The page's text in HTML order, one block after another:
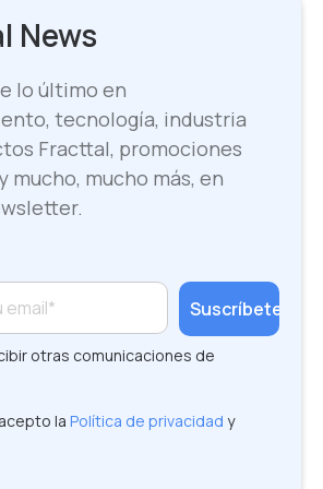
News
lo último en
tecnología, industria
Fracttal, promociones
mucho, mucho más, en
otras comunicaciones de
la Política de privacidad y